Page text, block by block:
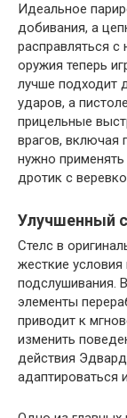
Идеальное
добивания, а
расправляться
оружия теперь
лучше подходит
ударов, а
прицельные
врагов, включая
нужно
дротик с
Улучшенный
Стелс в
жесткие
подслушивания.
элементы
приводит к
изменить
действия
адаптироваться